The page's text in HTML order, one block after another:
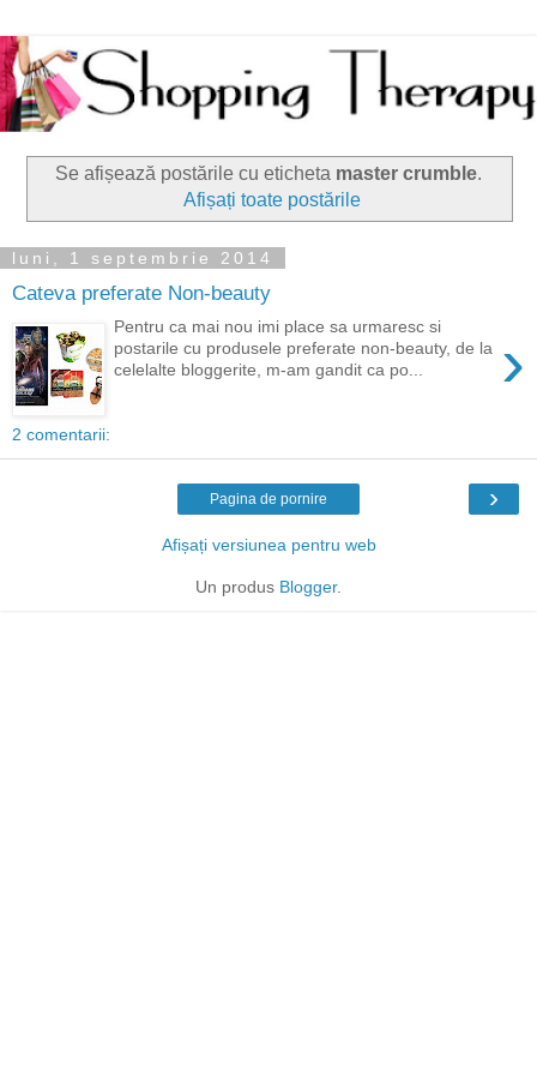
Se afișează postările cu eticheta master crumble.
Afișați toate postările
luni, 1 septembrie 2014
Cateva preferate Non-beauty
›
Pentru ca mai nou imi place sa urmaresc si
postarile cu produsele preferate non-beauty, de la
celelalte bloggerite, m-am gandit ca po...
2 comentarii:
›
Pagina de pornire
Afișați versiunea pentru web
Un produs Blogger.